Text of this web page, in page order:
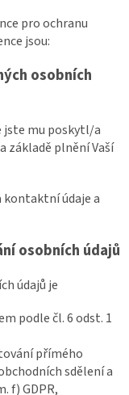
pro ochranu
jsou:
osobních
jste mu poskytl/a
základě plnění Vaší
kontaktní údaje a
osobních údajů
údajů je
podle čl. 6 odst. 1
přímého
sdělení a
f) GDPR,